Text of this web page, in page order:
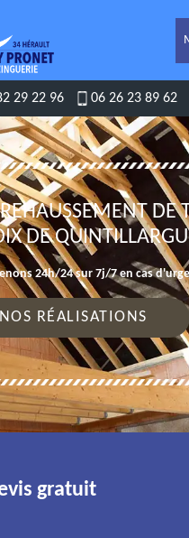
29 22 96 06 26 23 89 62
DE
DE
24h/24 sur 7j/7 en cas
NOS RÉALISATIONS
gratuit